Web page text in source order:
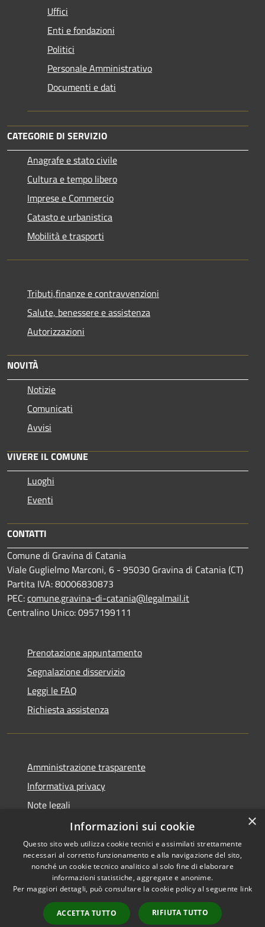
Uffici
Enti e fondazioni
Politici
Personale Amministrativo
Documenti e dati
CATEGORIE DI SERVIZIO
Anagrafe e stato civile
Cultura e tempo libero
Imprese e Commercio
Catasto e urbanistica
Mobilità e trasporti
Tributi,finanze e contravvenzioni
Salute, benessere e assistenza
Autorizzazioni
NOVITÀ
Notizie
Comunicati
Avvisi
VIVERE IL COMUNE
Luoghi
Eventi
CONTATTI
Comune di Gravina di Catania
Viale Guglielmo Marconi, 6 - 95030 Gravina di Catania (CT)
Partita IVA: 80006830873
PEC:comune.gravina-di-catania@legalmail.it
Centralino Unico: 0957199111
Prenotazione appuntamento
Segnalazione disservizio
Leggi le FAQ
Richiesta assistenza
Amministrazione trasparente
Informativa privacy
Note legali
Dichiarazione di accessibilità
RSS
Accessibilità
Copyright © 2026 • Comune di
Gravina di Catania • Powered
byMunicipium
Accesso
×
Informazioni sui cookie
Questo sito web utilizza cookie tecnici e assimilati strettamente
necessari al corretto funzionamento e alla navigazione del sito,
nonché un cookie tecnico analitico al solo fine di elaborare
informazioni statistiche, aggregate e anonime.
Per maggiori dettagli, può consultare la cookie policy al seguente link
ACCETTA TUTTO RIFIUTA TUTTO